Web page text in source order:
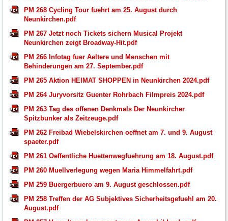
PM 268 Cycling Tour fuehrt am 25. August durch
Neunkirchen.pdf
PM 267 Jetzt noch Tickets sichern Musical Projekt
Neunkirchen zeigt Broadway-Hit.pdf
PM 266 Infotag fuer Aeltere und Menschen mit
Behinderungen am 27. September.pdf
PM 265 Aktion HEIMAT SHOPPEN in Neunkirchen 2024.pdf
PM 264 Juryvorsitz Guenter Rohrbach Filmpreis 2024.pdf
PM 263 Tag des offenen Denkmals Der Neunkircher
Spitzbunker als Zeitzeuge.pdf
PM 262 Freibad Wiebelskirchen oeffnet am 7. und 9. August
spaeter.pdf
PM 261 Oeffentliche Huettenwegfuehrung am 18. August.pdf
PM 260 Muellverlegung wegen Maria Himmelfahrt.pdf
PM 259 Buergerbuero am 9. August geschlossen.pdf
PM 258 Treffen der AG Subjektives Sicherheitsgefuehl am 20.
August.pdf